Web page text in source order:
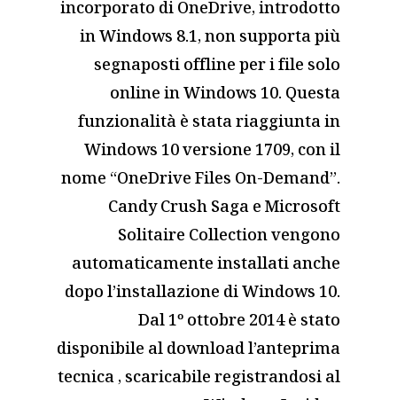
incorporato di OneDrive, introdotto
in Windows 8.1, non supporta più
segnaposti offline per i file solo
online in Windows 10. Questa
funzionalità è stata riaggiunta in
Windows 10 versione 1709, con il
nome “OneDrive Files On-Demand”.
Candy Crush Saga e Microsoft
Solitaire Collection vengono
automaticamente installati anche
dopo l’installazione di Windows 10.
Dal 1º ottobre 2014 è stato
disponibile al download l’anteprima
tecnica , scaricabile registrandosi al